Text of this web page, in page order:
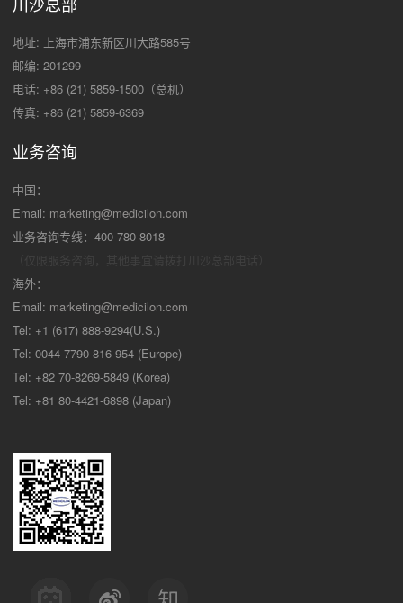
地址: 上海市浦东新区川大路585号
邮编: 201299
电话: +86 (21) 5859-1500（总机）
传真: +86 (21) 5859-6369
业务咨询
中国：
Email: marketing@medicilon.com
业务咨询专线：400-780-8018
海外：
Email: marketing@medicilon.com
Tel: +1 (617) 888-9294(U.S.)
Tel: 0044 7790 816 954 (Europe)
Tel: +82 70-8269-5849 (Korea)
Tel: +81 80-4421-6898 (Japan)